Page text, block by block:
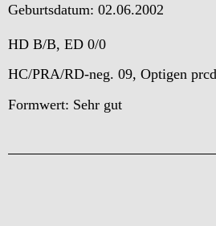
Geburtsdatum: 02.06.2002
HD B/B, ED 0/0
HC/PRA/RD-neg. 09, Optigen
Formwert: Sehr gut